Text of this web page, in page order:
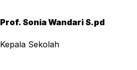
Prof. Sonia Wandari S.pd
Kepala Sekolah